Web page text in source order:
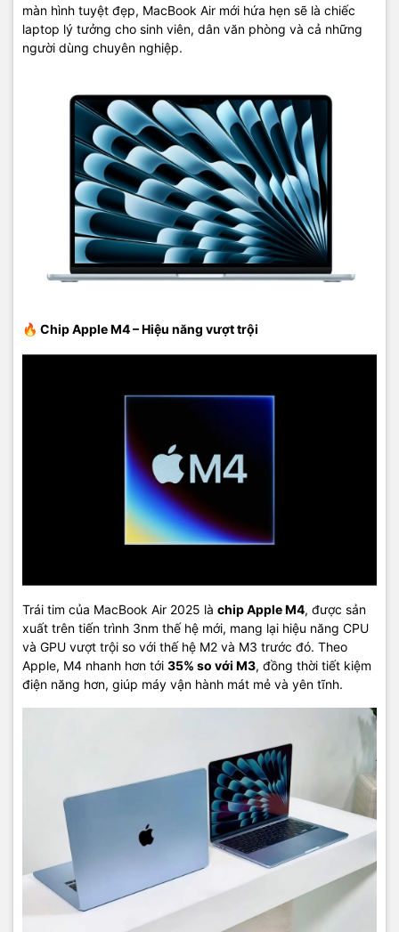
màn hình tuyệt đẹp, MacBook Air mới hứa hẹn sẽ là chiếc
laptop lý tưởng cho sinh viên, dân văn phòng và cả những
người dùng chuyên nghiệp.
🔥 Chip Apple M4 – Hiệu năng vượt trội
Trái tim của MacBook Air 2025 là chip Apple M4, được sản
xuất trên tiến trình 3nm thế hệ mới, mang lại hiệu năng CPU
và GPU vượt trội so với thế hệ M2 và M3 trước đó. Theo
Apple, M4 nhanh hơn tới 35% so với M3, đồng thời tiết kiệm
điện năng hơn, giúp máy vận hành mát mẻ và yên tĩnh.
Sức mạnh AI trên MacBook Air M4 – Đón đầu tương lai
vào hệ điều hành macOS và chip M4. Apple đã nâng cấp
Enginetrên M4 để xử lý các tác vụ AI nhanh gấp đôi so với M3,
ảnh, giọng nói hay dựng video thông minh mượt mà hơn bao giờ
MacBook Air M4 13 inch: từ 1.099 USD
MacBook Air M4 15 inch 1.299 USD
Dự kiến sẽ mở bán tại Việt Nam vào tháng 6/2025